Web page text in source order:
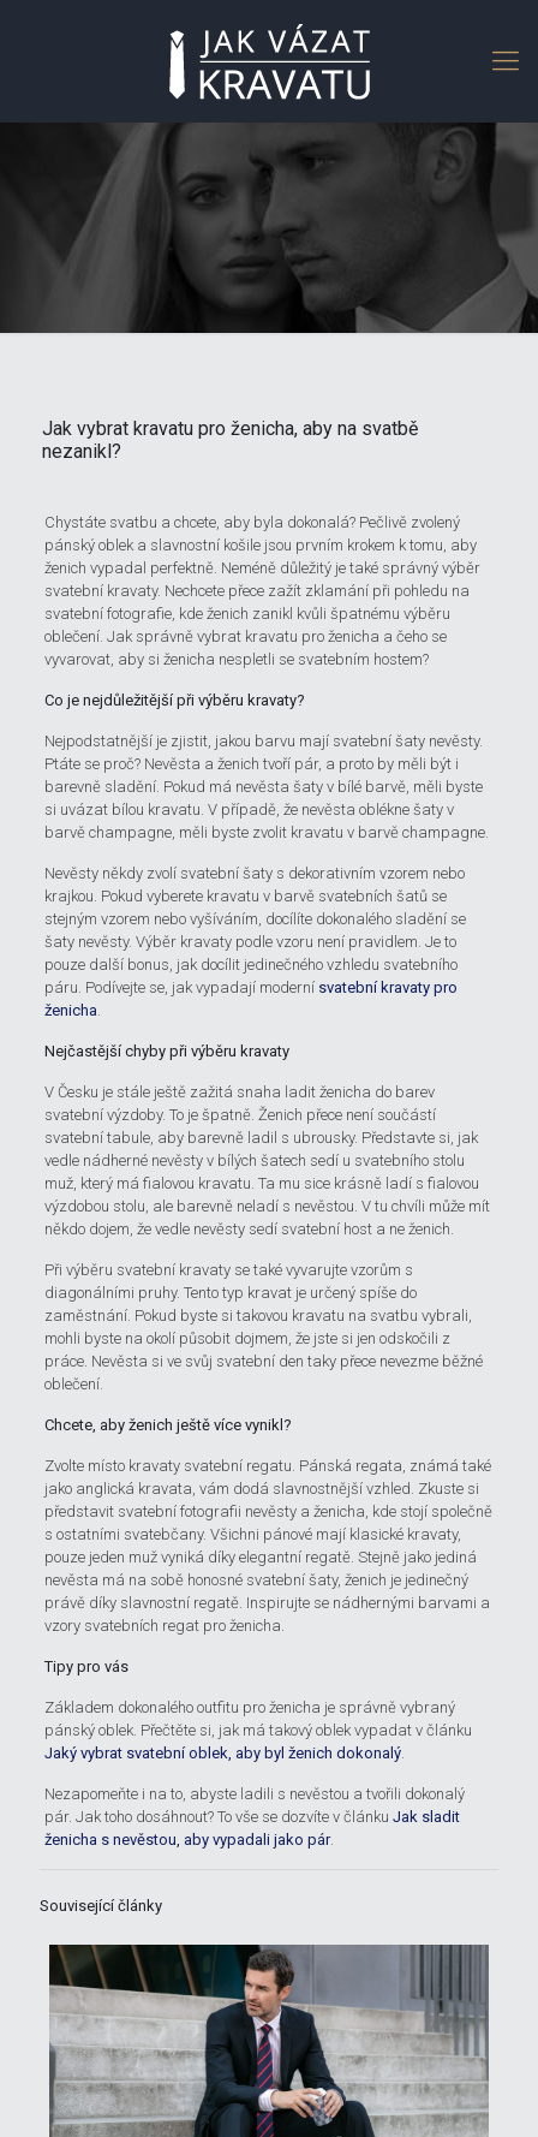
Jak vybrat kravatu pro ženicha, aby na svatbě
nezanikl?
Chystáte svatbu a chcete, aby byla dokonalá? Pečlivě zvolený
pánský oblek a slavnostní košile jsou prvním krokem k tomu, aby
ženich vypadal perfektně. Neméně důležitý je také správný výběr
svatební kravaty. Nechcete přece zažít zklamání při pohledu na
svatební fotografie, kde ženich zanikl kvůli špatnému výběru
oblečení. Jak správně vybrat kravatu pro ženicha a čeho se
vyvarovat, aby si ženicha nespletli se svatebním hostem?
Co je nejdůležitější při výběru kravaty?
Nejpodstatnější je zjistit, jakou barvu mají svatební šaty nevěsty.
Ptáte se proč? Nevěsta a ženich tvoří pár, a proto by měli být i
barevně sladění. Pokud má nevěsta šaty v bílé barvě, měli byste
si uvázat bílou kravatu. V případě, že nevěsta oblékne šaty v
barvě champagne, měli byste zvolit kravatu v barvě champagne.
Nevěsty někdy zvolí svatební šaty s dekorativním vzorem nebo
krajkou. Pokud vyberete kravatu v barvě svatebních šatů se
stejným vzorem nebo vyšíváním, docílíte dokonalého sladění se
šaty nevěsty. Výběr kravaty podle vzoru není pravidlem. Je to
pouze další bonus, jak docílit jedinečného vzhledu svatebního
páru. Podívejte se, jak vypadají moderní svatební kravaty pro
ženicha.
Nejčastější chyby při výběru kravaty
V Česku je stále ještě zažitá snaha ladit ženicha do barev
svatební výzdoby. To je špatně. Ženich přece není součástí
svatební tabule, aby barevně ladil s ubrousky. Představte si, jak
vedle nádherné nevěsty v bílých šatech sedí u svatebního stolu
muž, který má fialovou kravatu. Ta mu sice krásně ladí s fialovou
výzdobou stolu, ale barevně neladí s nevěstou. V tu chvíli může mít
někdo dojem, že vedle nevěsty sedí svatební host a ne ženich.
Při výběru svatební kravaty se také vyvarujte vzorům s
diagonálními pruhy. Tento typ kravat je určený spíše do
zaměstnání. Pokud byste si takovou kravatu na svatbu vybrali,
mohli byste na okolí působit dojmem, že jste si jen odskočili z
práce. Nevěsta si ve svůj svatební den taky přece nevezme běžné
oblečení.
Chcete, aby ženich ještě více vynikl?
Zvolte místo kravaty svatební regatu. Pánská regata, známá také
jako anglická kravata, vám dodá slavnostnější vzhled. Zkuste si
představit svatební fotografii nevěsty a ženicha, kde stojí společně
s ostatními svatebčany. Všichni pánové mají klasické kravaty,
pouze jeden muž vyniká díky elegantní regatě. Stejně jako jediná
nevěsta má na sobě honosné svatební šaty, ženich je jedinečný
právě díky slavnostní regatě. Inspirujte se nádhernými barvami a
vzory svatebních regat pro ženicha.
Tipy pro vás
Základem dokonalého outfitu pro ženicha je správně vybraný
pánský oblek. Přečtěte si, jak má takový oblek vypadat v článku
Jaký vybrat svatební oblek, aby byl ženich dokonalý.
Nezapomeňte i na to, abyste ladili s nevěstou a tvořili dokonalý
pár. Jak toho dosáhnout? To vše se dozvíte v článku Jak sladit
ženicha s nevěstou, aby vypadali jako pár.
Související články